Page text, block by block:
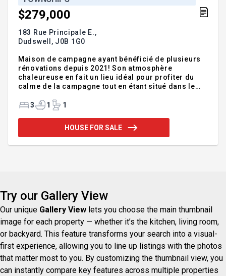
$279,000
183 Rue Principale E.,
Dudswell, J0B 1G0
Maison de campagne ayant bénéficié de plusieurs
rénovations depuis 2021! Son atmosphère
chaleureuse en fait un lieu idéal pour profiter du
calme de la campagne tout en étant situé dans le
salle familiale, une salle de bain, cuisine et superbe
sur tout le rez-de-chaussée avec aire ouverte.
Grand terrain avec arbres matures et une nouvelle
3 1 1
HOUSE FOR SALE
Try our Gallery View
Our unique Gallery View lets you choose the main thumbnail
image for each property — whether it’s the kitchen, living room,
or backyard. This feature transforms your search into a visual-
first experience, allowing you to line up listings with the photos
that matter most to you. By customizing the thumbnail view, you
can instantly compare key features across multiple properties